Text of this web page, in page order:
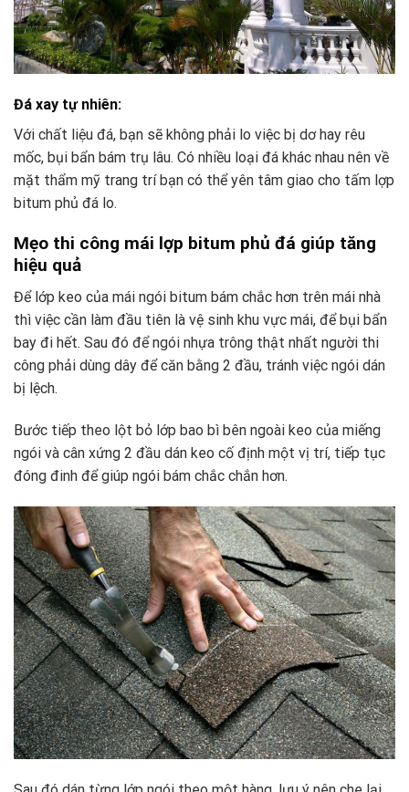
Đá xay tự nhiên:
Với chất liệu đá, bạn sẽ không phải lo việc bị dơ hay rêu
mốc, bụi bẩn bám trụ lâu. Có nhiều loại đá khác nhau nên về
mặt thẩm mỹ trang trí bạn có thể yên tâm giao cho tấm lợp
bitum phủ đá lo.
Mẹo thi công mái lợp bitum phủ đá giúp tăng
hiệu quả
Để lớp keo của mái ngói bitum bám chắc hơn trên mái nhà
thì việc cần làm đầu tiên là vệ sinh khu vực mái, để bụi bẩn
bay đi hết. Sau đó để ngói nhựa trông thật nhất người thi
công phải dùng dây để căn bằng 2 đầu, tránh việc ngói dán
bị lệch.
Bước tiếp theo lột bỏ lớp bao bì bên ngoài keo của miếng
ngói và cân xứng 2 đầu dán keo cố định một vị trí, tiếp tục
đóng đinh để giúp ngói bám chắc chắn hơn.